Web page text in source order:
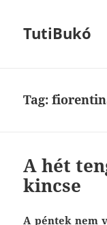
TutiBukó
Tag:
A hét
kincse
A péntek nem